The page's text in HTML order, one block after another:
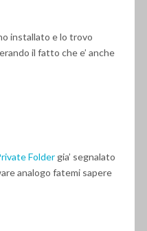
installato e lo trovo
il fatto che e’ anche
Foldergia’ segnalato
analogo fatemi sapere